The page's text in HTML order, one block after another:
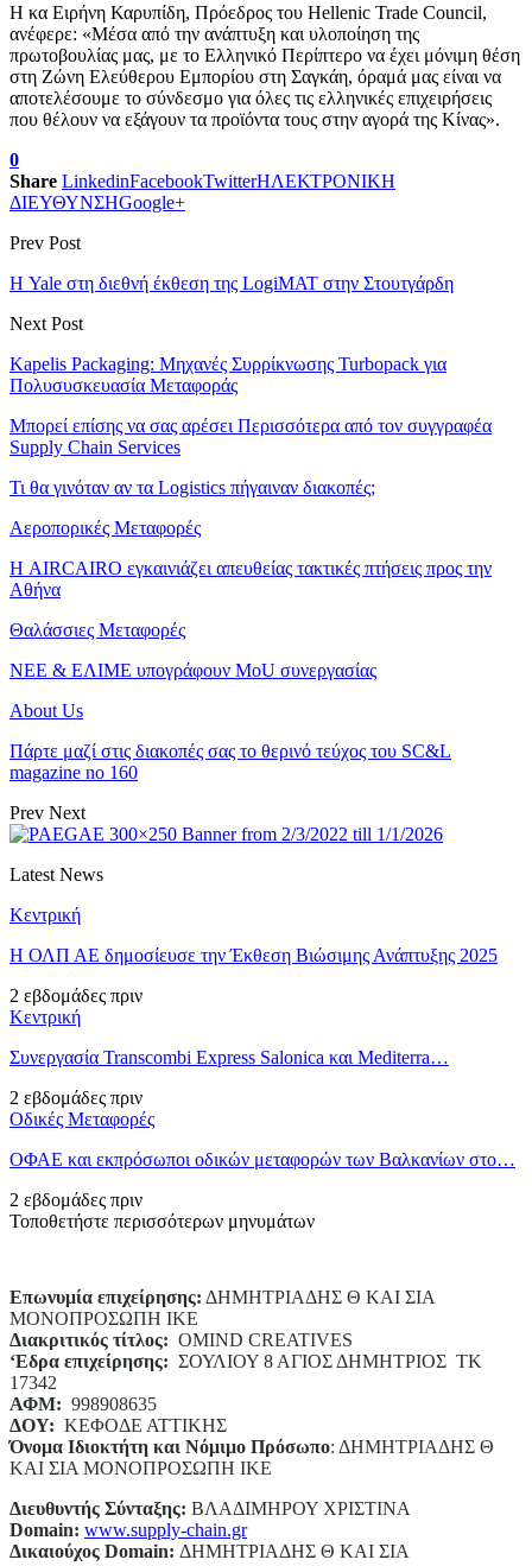
Η κα Ειρήνη Καρυπίδη, Πρόεδρος του Hellenic Trade Council,
ανέφερε: «Μέσα από την ανάπτυξη και υλοποίηση της
πρωτοβουλίας μας, με το Ελληνικό Περίπτερο να έχει μόνιμη θέση
στη Ζώνη Ελεύθερου Εμπορίου στη Σαγκάη, όραμά μας είναι να
αποτελέσουμε το σύνδεσμο για όλες τις ελληνικές επιχειρήσεις
που θέλουν να εξάγουν τα προϊόντα τους στην αγορά της Κίνας».
0
Share LinkedinFacebookTwitterΗΛΕΚΤΡΟΝΙΚΗ
ΔΙΕΥΘΥΝΣΗGoogle+
Prev Post
Η Yale στη διεθνή έκθεση της LogiMAT στην Στουτγάρδη
Next Post
Kapelis Packaging: Μηχανές Συρρίκνωσης Turbopack για
Πολυσυσκευασία Μεταφοράς
Μπορεί επίσης να σας αρέσει Περισσότερα από τον συγγραφέα
Supply Chain Services
Τι θα γινόταν αν τα Logistics πήγαιναν διακοπές;
Αεροπορικές Μεταφορές
Η AIRCAIRO εγκαινιάζει απευθείας τακτικές πτήσεις προς την
Αθήνα
Θαλάσσιες Μεταφορές
ΝΕΕ & ΕΛΙΜΕ υπογράφουν MoU συνεργασίας
About Us
Πάρτε μαζί στις διακοπές σας το θερινό τεύχος του SC&L
magazine no 160
Prev Next
Latest News
Κεντρική
Η ΟΛΠ ΑΕ δημοσίευσε την Έκθεση Βιώσιμης Ανάπτυξης 2025
2 εβδομάδες πριν
Κεντρική
Συνεργασία Transcombi Express Salonica και Mediterra…
2 εβδομάδες πριν
Οδικές Μεταφορές
ΟΦΑΕ και εκπρόσωποι οδικών μεταφορών των Βαλκανίων στο…
2 εβδομάδες πριν
Τοποθετήστε περισσότερων μηνυμάτων
Επωνυμία επιχείρησης: ΔΗΜΗΤΡΙΑΔΗΣ Θ ΚΑΙ ΣΙΑ
ΜΟΝΟΠΡΟΣΩΠΗ ΙΚΕ
Διακριτικός τίτλος: ΟΜΙΝD CREATIVES
‘Eδρα επιχείρησης: ΣΟΥΛΙΟΥ 8 ΑΓΙΟΣ ΔΗΜΗΤΡΙΟΣ ΤΚ
17342
ΑΦΜ: 998908635
ΔΟΥ: ΚΕΦΟΔΕ ΑΤΤΙΚΗΣ
Όνομα Ιδιοκτήτη και Νόμιμο Πρόσωπο: ΔΗΜΗΤΡΙΑΔΗΣ Θ
ΚΑΙ ΣΙΑ ΜΟΝΟΠΡΟΣΩΠΗ ΙΚΕ
Διευθυντής Σύνταξης: ΒΛΑΔΙΜΗΡΟΥ ΧΡΙΣΤΙΝΑ
Domain: www.supply-chain.gr
Δικαιούχος Domain: ΔΗΜΗΤΡΙΑΔΗΣ Θ ΚΑΙ ΣΙΑ